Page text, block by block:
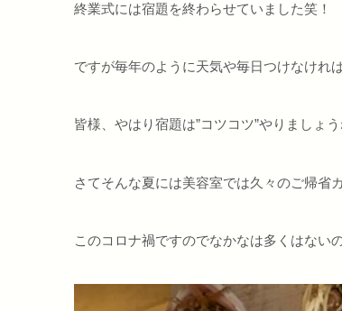
終業式には宿題を終わらせていました笑！
ですが毎年のように天気や毎日つけなけれ
皆様、やはり宿題は”コツコツ”やりましょ
さてそんな夏には美容室では久々のご帰省
このコロナ禍ですのでなかなは多くはない